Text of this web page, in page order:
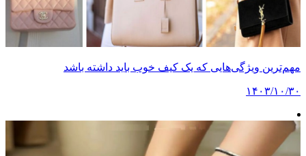
مهم‌ترین ویژگی‌هایی که یک کیف خوب باید داشته باشد
۱۴۰۳/۱۰/۳۰